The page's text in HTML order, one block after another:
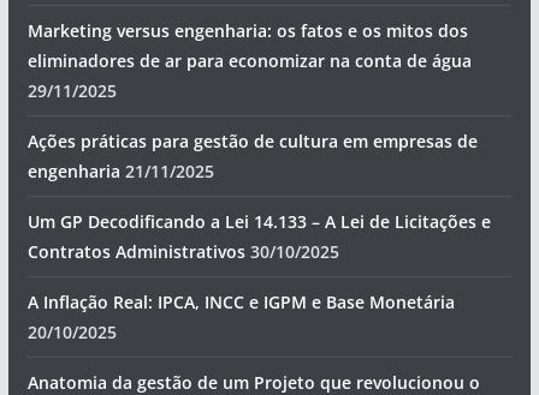
Marketing versus engenharia: os fatos e os mitos dos
eliminadores de ar para economizar na conta de água
29/11/2025
Ações práticas para gestão de cultura em empresas de
engenharia 21/11/2025
Um GP Decodificando a Lei 14.133 – A Lei de Licitações e
Contratos Administrativos 30/10/2025
A Inflação Real: IPCA, INCC e IGPM e Base Monetária
20/10/2025
Anatomia da gestão de um Projeto que revolucionou o